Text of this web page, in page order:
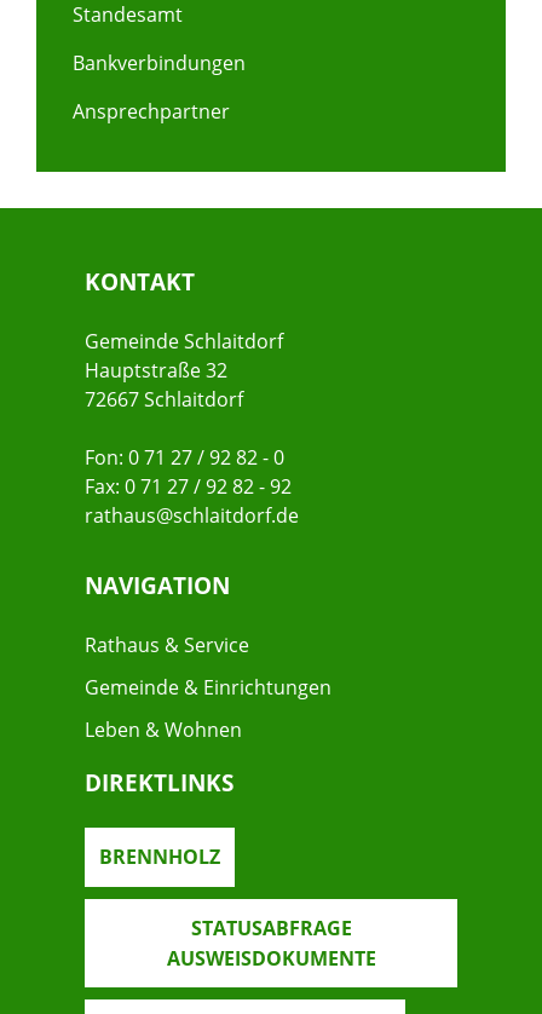
Standesamt
Bankverbindungen
Ansprechpartner
KONTAKT
Gemeinde Schlaitdorf
Hauptstraße 32
72667 Schlaitdorf
Fon: 0 71 27 / 92 82 - 0
Fax: 0 71 27 / 92 82 - 92
rathaus@schlaitdorf.de
NAVIGATION
Rathaus & Service
Gemeinde & Einrichtungen
Leben & Wohnen
DIREKTLINKS
BRENNHOLZ
STATUSABFRAGE
AUSWEISDOKUMENTE